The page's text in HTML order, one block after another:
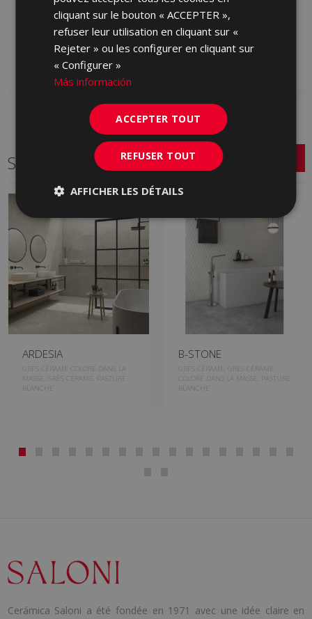
MENHIR ANTRACITA 60
Ajouter aux favoris
MENHIR ARENA ANTID
60 X 60
GYR230 | 60x60
Série connexe
ARDESIA
GRÈS CÉRAME COLORÉ DANS LA
MASSE, GRÈS CÉRAME, PASTURE
BLANCHE
B-STONE
GRÈS CÉRAME, GRÈS CÉRAME
COLORÉ DANS LA MASSE, PASTURE
BLANCHE
Cerámica Saloni a été fondée en 1971 avec une idée claire en
cliquant sur le bouton « ACCEPTER »,
refuser leur utilisation en cliquant sur «
Rejeter » ou les configurer en cliquant sur
« Configurer »
Más información
ACCEPTER TOUT
REFUSER TOUT
AFFICHER LES DÉTAILS